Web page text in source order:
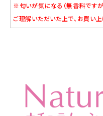
※匂いが気になる（無香料ですが
ご理解いただいた上で、お買い上